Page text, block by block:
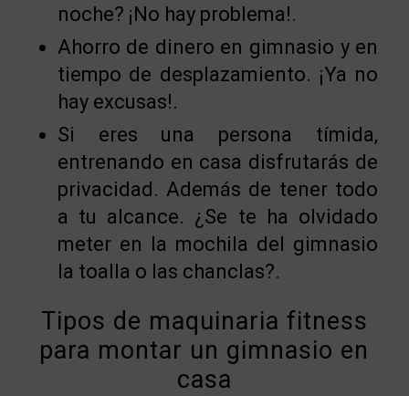
noche? ¡No hay problema!.
Ahorro de dinero en gimnasio y en
tiempo de desplazamiento. ¡Ya no
hay excusas!.
Si eres una persona tímida,
entrenando en casa disfrutarás de
privacidad. Además de tener todo
a tu alcance. ¿Se te ha olvidado
meter en la mochila del gimnasio
la toalla o las chanclas?.
Tipos de maquinaria fitness
para montar un gimnasio en
casa